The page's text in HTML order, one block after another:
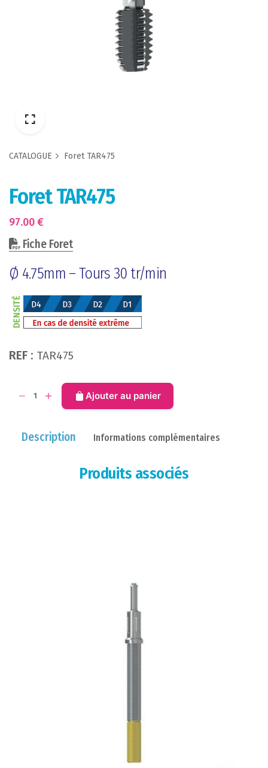
CATALOGUE Foret TAR475
Foret TAR475
97.00€
Fiche Foret
Ø 4.75mm – Tours 30 tr/min
REF : TAR475
TAR475
Ajouter au panier
Description Informations complémentaires
Produits associés
Ø4.75mm